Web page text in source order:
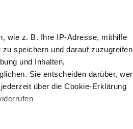
wie z. B. Ihre IP-Adresse, mithilfe
speichern und darauf zuzugreifen
und Inhalten,
Sie entscheiden darüber, wer
über die Cookie-Erklärung